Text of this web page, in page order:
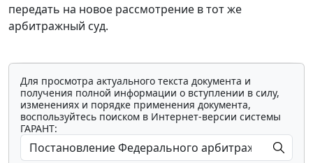
передать на новое рассмотрение в тот же
арбитражный суд.
Для просмотра актуального текста документа и
получения полной информации о вступлении в силу,
изменениях и порядке применения документа,
воспользуйтесь поиском в Интернет-версии системы
ГАРАНТ: